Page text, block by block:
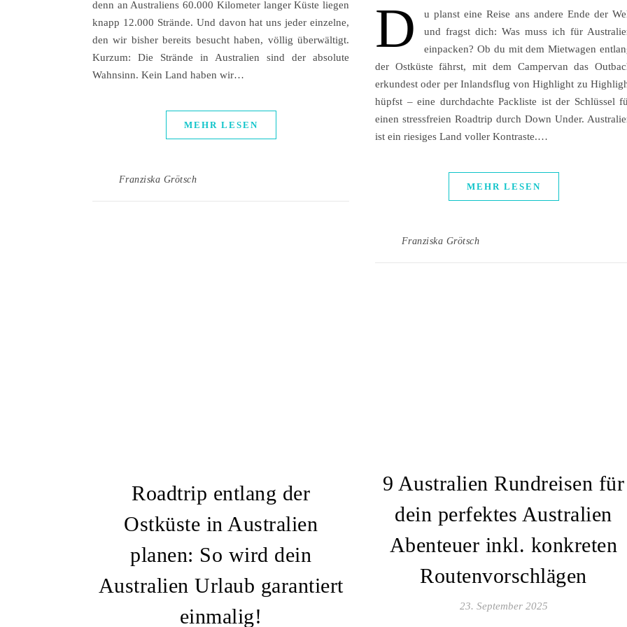
denn an Australiens 60.000 Kilometer langer Küste liegen
knapp 12.000 Strände. Und davon hat uns jeder einzelne,
den wir bisher bereits besucht haben, völlig überwältigt.
Kurzum: Die Strände in Australien sind der absolute
Wahnsinn. Kein Land haben wir…
MEHR LESEN
Franziska Grötsch
D
u planst eine Reise ans andere Ende der
und fragst dich: Was muss ich für
einpacken? Ob du mit dem Mietwagen
der Ostküste fährst, mit dem Campervan das
erkundest oder per Inlandsflug von Highlight zu
hüpfst – eine durchdachte Packliste ist der Schlüssel
einen stressfreien Roadtrip durch Down Under.
ist ein riesiges Land voller Kontraste.…
MEHR LESEN
Franziska Grötsch
Roadtrip entlang der
Ostküste in Australien
planen: So wird dein
Australien Urlaub garantiert
einmalig!
9 Australien Rundreisen für
dein perfektes Australien
Abenteuer inkl. konkreten
Routenvorschlägen
23. September 2025